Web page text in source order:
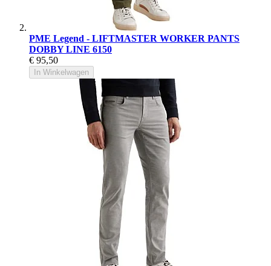
PME Legend - LIFTMASTER WORKER PANTS
DOBBY LINE 6150
€ 95,50
In Winkelwagen